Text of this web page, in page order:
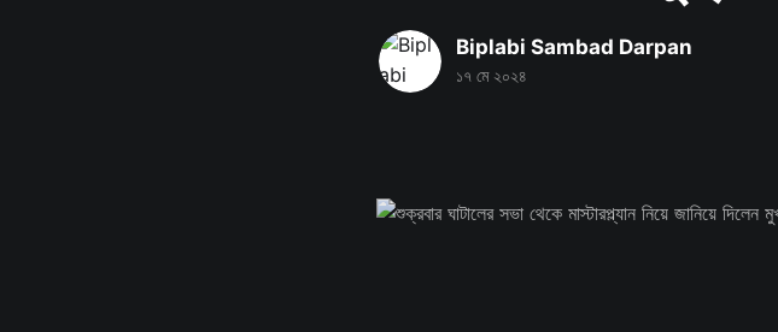
Biplabi Sambad Darpan
১৭ মে ২০২৪